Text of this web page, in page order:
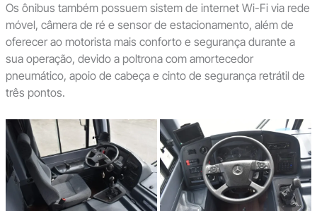
Os ônibus também possuem sistem de internet Wi-Fi via rede
móvel, câmera de ré e sensor de estacionamento, além de
oferecer ao motorista mais conforto e segurança durante a
sua operação, devido a poltrona com amortecedor
pneumático, apoio de cabeça e cinto de segurança retrátil de
três pontos.